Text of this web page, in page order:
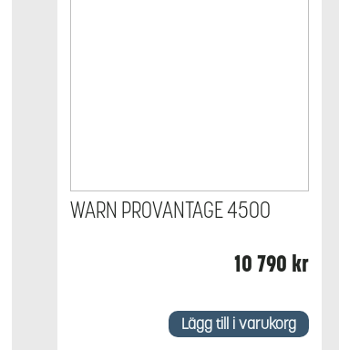
WARN PROVANTAGE 4500
10 790 kr
Lägg till i varukorg